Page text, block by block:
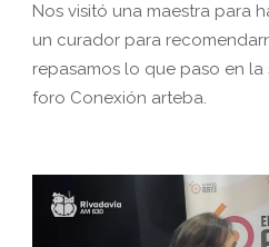
Nos visitó una maestra para
un curador para
repasamos lo que paso en
foro Conexión arteba.